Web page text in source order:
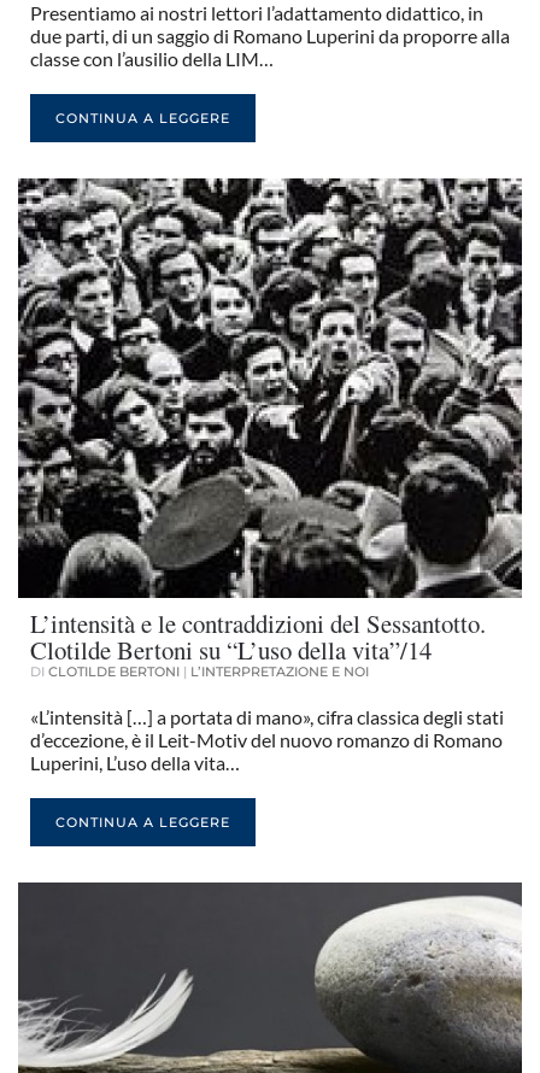
Presentiamo ai nostri lettori l’adattamento didattico, in
due parti, di un saggio di Romano Luperini da proporre alla
classe con l’ausilio della LIM…
CONTINUA A LEGGERE
L’intensità e le contraddizioni del Sessantotto.
Clotilde Bertoni su “L’uso della vita”/14
DI CLOTILDE BERTONI | L’INTERPRETAZIONE E NOI
«L’intensità […] a portata di mano», cifra classica degli stati
d’eccezione, è il Leit-Motiv del nuovo romanzo di Romano
Luperini, L’uso della vita…
CONTINUA A LEGGERE